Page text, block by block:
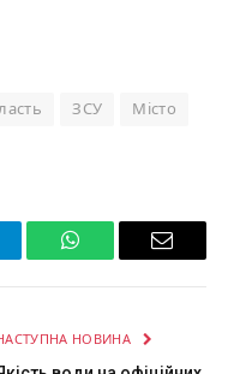
ЗСУ Місто
WhatsAppEmail
НОВИНА